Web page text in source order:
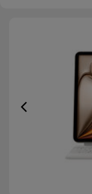
Previous